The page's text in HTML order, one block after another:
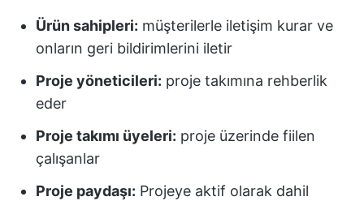
Ürün sahipleri: müşterilerle iletişim kurar ve
onların geri bildirimlerini iletir
Proje yöneticileri: proje takımına rehberlik
eder
Proje takımı üyeleri: proje üzerinde fiilen
çalışanlar
Proje paydaşı: Projeye aktif olarak dahil